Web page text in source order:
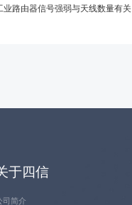
路由器信号强弱与天线数量有关
于四信
司简介